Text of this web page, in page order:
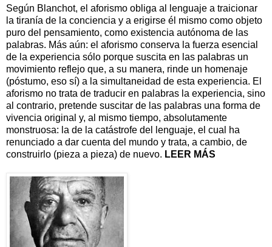
Según Blanchot, el aforismo obliga al lenguaje a traicionar
la tiranía de la conciencia y a erigirse él mismo como objeto
puro del pensamiento, como existencia autónoma de las
palabras. Más aún: el aforismo conserva la fuerza esencial
de la experiencia sólo porque suscita en las palabras un
movimiento reflejo que, a su manera, rinde un homenaje
(póstumo, eso sí) a la simultaneidad de esta experiencia. El
aforismo no trata de traducir en palabras la experiencia, sino
al contrario, pretende suscitar de las palabras una forma de
vivencia original y, al mismo tiempo, absolutamente
monstruosa: la de la catástrofe del lenguaje, el cual ha
renunciado a dar cuenta del mundo y trata, a cambio, de
construirlo (pieza a pieza) de nuevo. LEER MÁS